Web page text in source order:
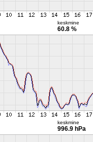
keskmine
60.8 %
keskmine
996.9 hPa